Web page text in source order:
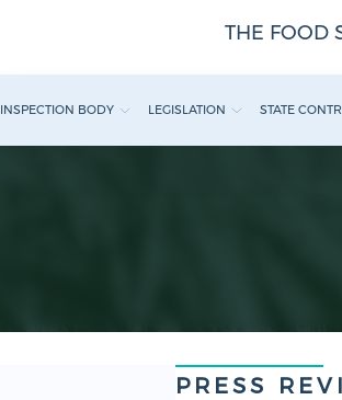
THE FOOD
INSPECTION BODY LEGISLATION STATE
PRESS